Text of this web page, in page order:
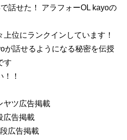
話せた！ アラフォーOL kayoの
位にランクインしています！
が話せるようになる秘密を伝授
す
！
ツ広告掲載
告掲載
広告掲載